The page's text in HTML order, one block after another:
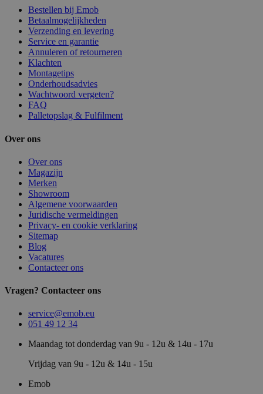
Bestellen bij Emob
Betaalmogelijkheden
Verzending en levering
Service en garantie
Annuleren of retourneren
Klachten
Montagetips
Onderhoudsadvies
Wachtwoord vergeten?
FAQ
Palletopslag & Fulfilment
Over ons
Over ons
Magazijn
Merken
Showroom
Algemene voorwaarden
Juridische vermeldingen
Privacy- en cookie verklaring
Sitemap
Blog
Vacatures
Contacteer ons
Vragen? Contacteer ons
service@emob.eu
051 49 12 34
Maandag tot donderdag van 9u - 12u & 14u - 17u
Vrijdag van 9u - 12u & 14u - 15u
Emob